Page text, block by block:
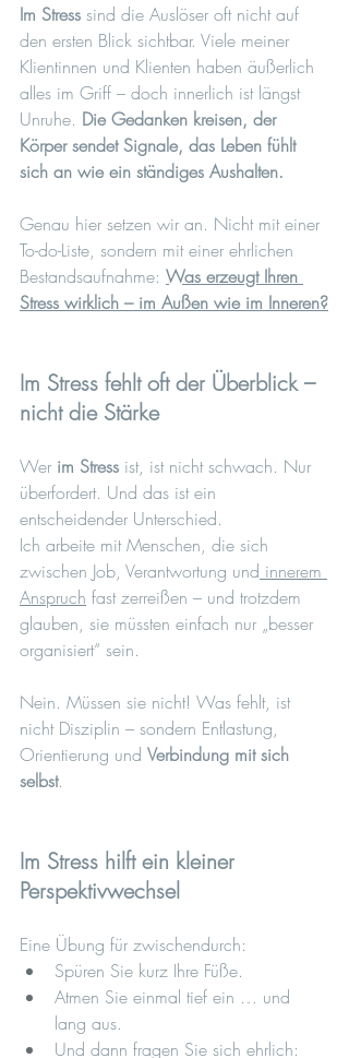
Im Stress sind die Auslöser oft nicht auf
den ersten Blick sichtbar. Viele meiner
Klientinnen und Klienten haben äußerlich
alles im Griff – doch innerlich ist längst
Unruhe. Die Gedanken kreisen, der
Körper sendet Signale, das Leben fühlt
sich an wie ein ständiges Aushalten.
Genau hier setzen wir an. Nicht mit einer
To-do-Liste, sondern mit einer ehrlichen
Bestandsaufnahme: Was erzeugt Ihren
Stress wirklich – im Außen wie im Inneren?
Im Stress fehlt oft der Überblick –
nicht die Stärke
Wer im Stress ist, ist nicht schwach. Nur
überfordert. Und das ist ein
entscheidender Unterschied.
Ich arbeite mit Menschen, die sich
zwischen Job, Verantwortung und innerem
Anspruch fast zerreißen – und trotzdem
glauben, sie müssten einfach nur „besser
organisiert“ sein.
Nein. Müssen sie nicht! Was fehlt, ist
nicht Disziplin – sondern Entlastung,
Orientierung und Verbindung mit sich
selbst.
Im Stress hilft ein kleiner
Perspektivwechsel
Eine Übung für zwischendurch:
Spüren Sie kurz Ihre Füße.
Atmen Sie einmal tief ein … und
lang aus.
Und dann fragen Sie sich ehrlich: